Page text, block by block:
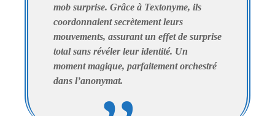
mob surprise. Grâce à Textonyme, ils
coordonnaient secrètement leurs
mouvements, assurant un effet de surprise
total sans révéler leur identité. Un
moment magique, parfaitement orchestré
dans l’anonymat.